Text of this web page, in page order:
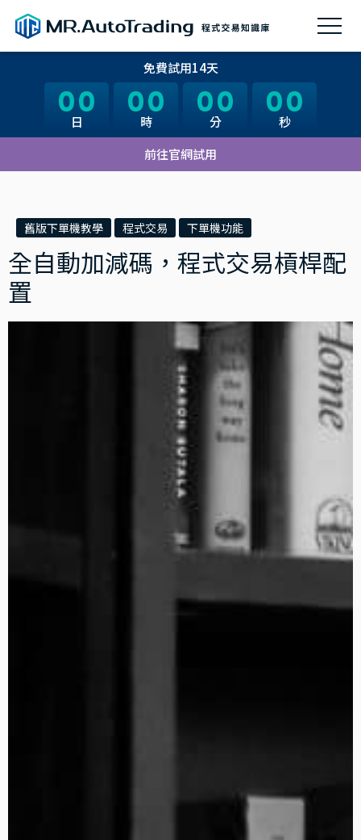
00
日 00
時 00
分 00
秒
前往官網試用
免費試用14天
00
日 00
時 00
分 00
秒
舊版下單機教學 程式交易 下單機功能
全自動加減碼，程式交易槓桿配
置